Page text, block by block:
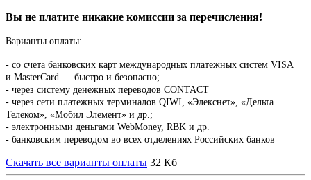
Вы не платите никакие комиссии за перечисления!
Варианты оплаты:
- со счета банковских карт международных платежных систем VISA
и MasterCard — быстро и безопасно;
- через систему денежных переводов CONTACT
- через сети платежных терминалов QIWI, «Элекснет», «Дельта
Телеком», «Мобил Элемент» и др.;
- электронными деньгами WebMoney, RBK и др.
- банковским переводом во всех отделениях Российских банков
Скачать все варианты оплаты 32 Кб